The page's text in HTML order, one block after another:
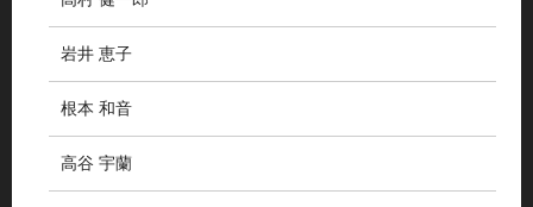
岩井 恵子
根本 和音
高谷 宇蘭